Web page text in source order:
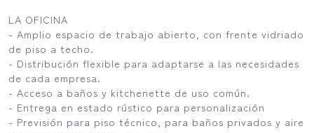
LA OFICINA
- Amplio espacio de trabajo abierto, con frente vidriado
de piso a techo.
- Distribución flexible para adaptarse a las necesidades
de cada empresa.
- Acceso a baños y kitchenette de uso común.
- Entrega en estado rústico para personalización
- Previsión para piso técnico, para baños privados y aire